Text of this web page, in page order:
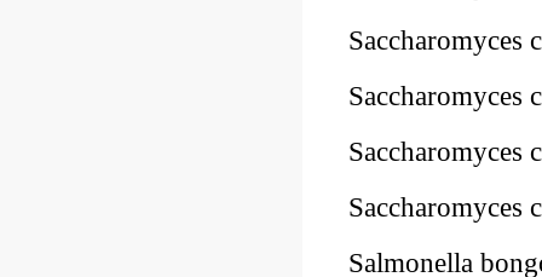
Saccharomyces
Saccharomyces
Salmonella